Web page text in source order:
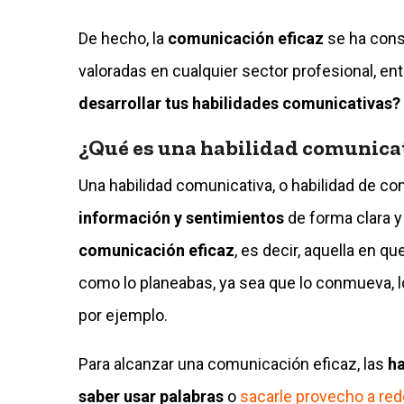
De hecho, la comunicación eficaz se ha
valoradas en cualquier sector profesional,
desarrollar tus habilidades comunicativas?
¿Qué es una habilidad
Una habilidad comunicativa, o habilidad de
información y sentimientos de forma clara
comunicación eficaz, es decir, aquella en
como lo planeabas, ya sea que lo
por ejemplo.
Para alcanzar una comunicación eficaz, las
saber usar palabras o sacarle provecho a